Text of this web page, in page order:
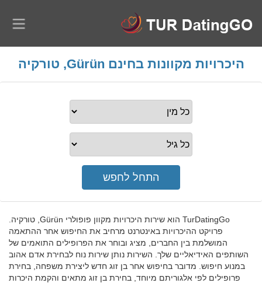
היכרויות מקוונות בחינם Gürün, טורקיה
TurDatingGo הוא שירות היכרויות מקוון פופולרי Gürün, טורקיה.
פרויקט ההיכרויות באינטרנט מרחיב את החיפוש אחר ההתאמה
המושלמת בין החברים, מציג ובוחר את הפרופילים התואמים של
השותפים האידיאליים שלך. השירות נותן שירות נוח לבחירת אדם אהוב
במנוע חיפוש. מדובר בחיפוש אחר בן זוג חדש ליצירת משפחה, בחירת
פרופילים לפי אלגוריתם מיוחד, בחירת בן זוג מתאים והקמת היכרות